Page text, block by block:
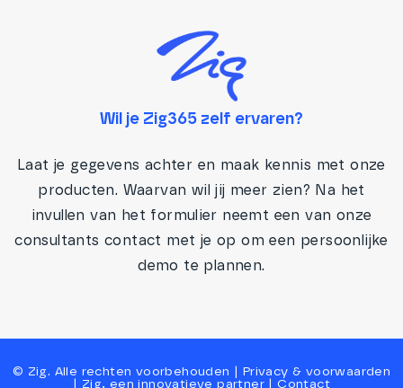
Wil je Zig365 zelf ervaren?
Laat je gegevens achter en maak kennis met onze
producten. Waarvan wil jij meer zien? Na het
invullen van het formulier neemt een van onze
consultants contact met je op om een persoonlijke
demo te plannen.
© Zig. Alle rechten voorbehouden | Privacy & voorwaarden
Zig, een innovatieve partner |Contact